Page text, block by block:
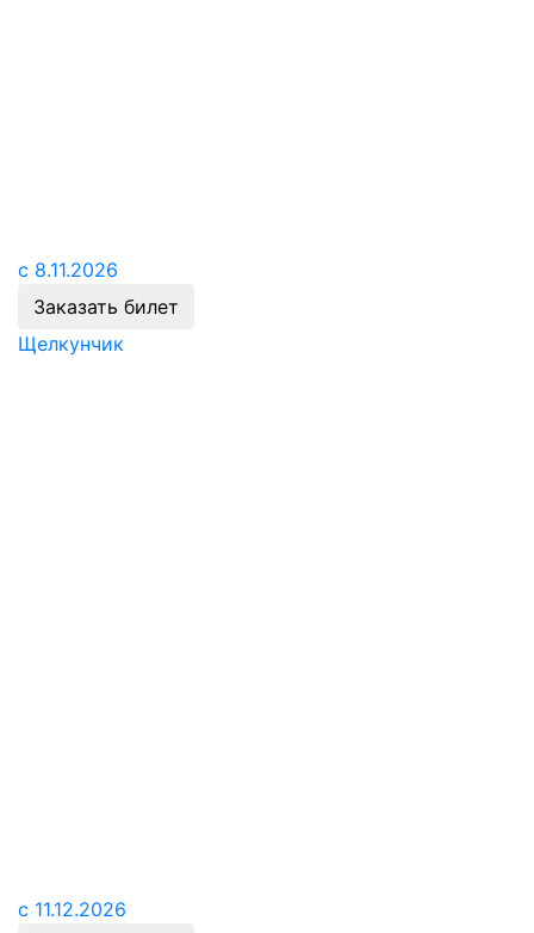
с 8.11.2026
Заказать билет
Щелкунчик
с 11.12.2026